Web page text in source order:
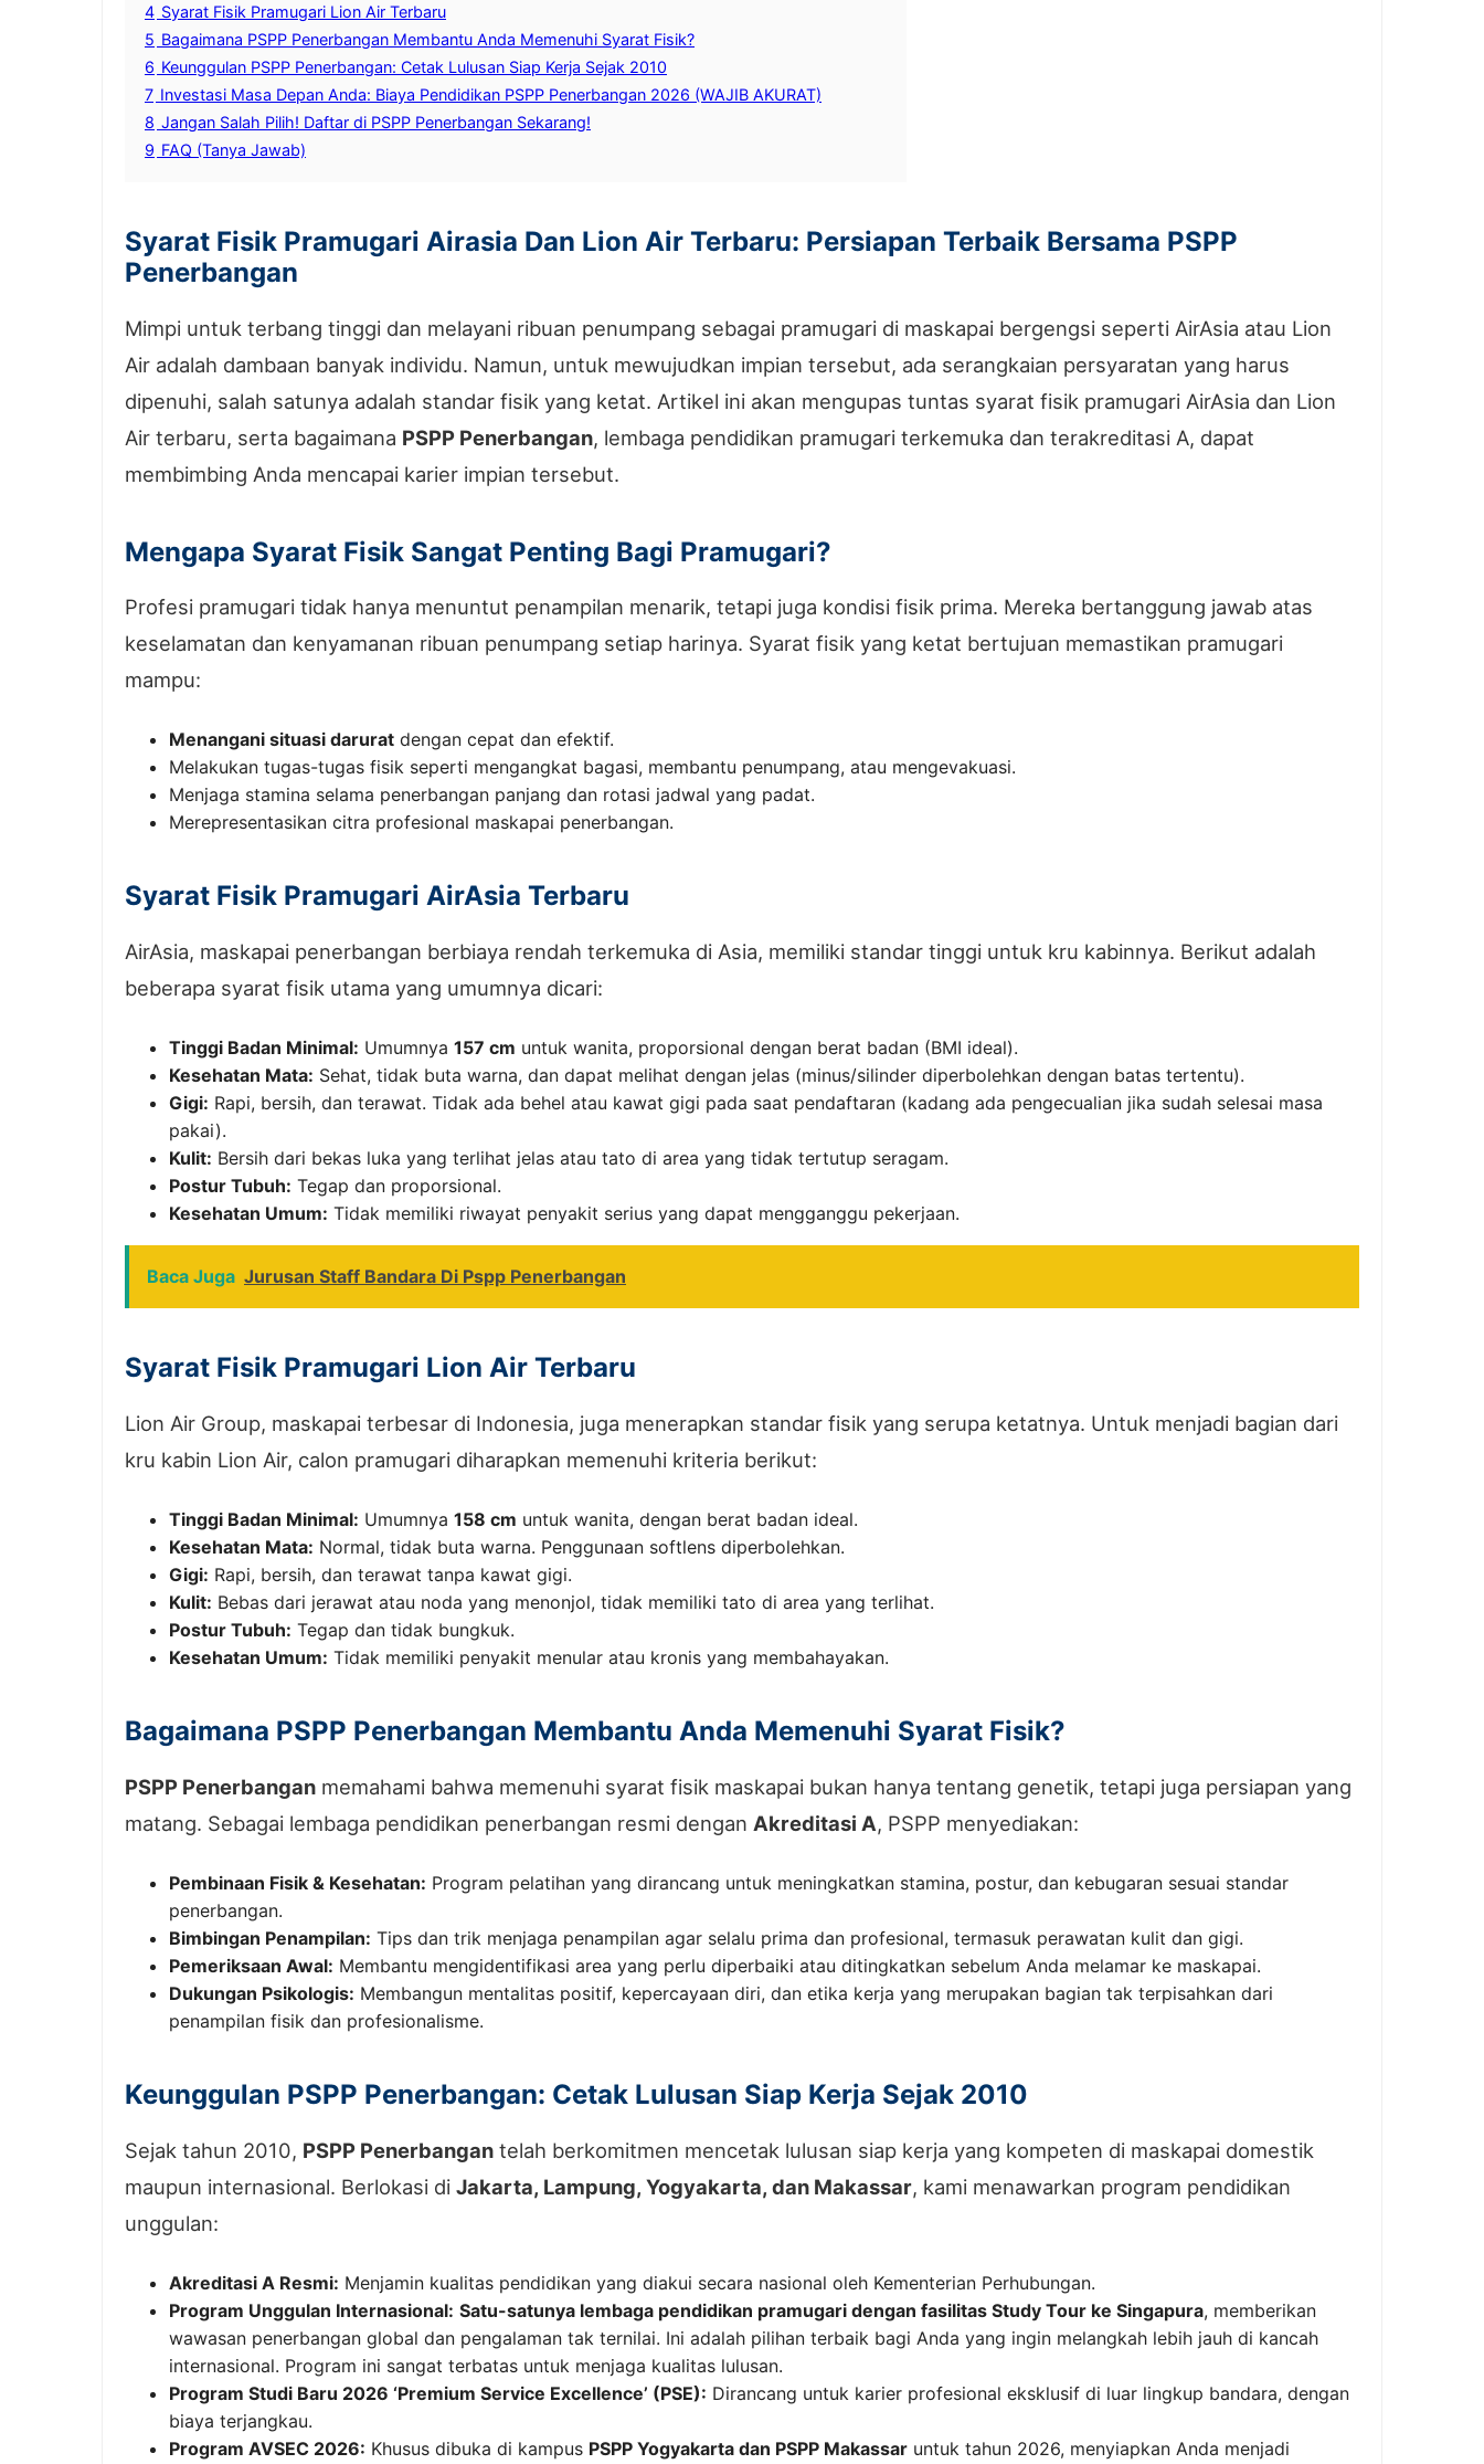
4 Syarat Fisik Pramugari Lion Air Terbaru
5 Bagaimana PSPP Penerbangan Membantu Anda Memenuhi Syarat Fisik?
6 Keunggulan PSPP Penerbangan: Cetak Lulusan Siap Kerja Sejak 2010
7 Investasi Masa Depan Anda: Biaya Pendidikan PSPP Penerbangan 2026 (WAJIB AKURAT)
8 Jangan Salah Pilih! Daftar di PSPP Penerbangan Sekarang!
9 FAQ (Tanya Jawab)
Syarat Fisik Pramugari Airasia Dan Lion Air Terbaru: Persiapan Terbaik Bersama PSPP
Penerbangan
Mimpi untuk terbang tinggi dan melayani ribuan penumpang sebagai pramugari di maskapai bergengsi seperti AirAsia atau Lion
Air adalah dambaan banyak individu. Namun, untuk mewujudkan impian tersebut, ada serangkaian persyaratan yang harus
dipenuhi, salah satunya adalah standar fisik yang ketat. Artikel ini akan mengupas tuntas syarat fisik pramugari AirAsia dan Lion
Air terbaru, serta bagaimana PSPP Penerbangan, lembaga pendidikan pramugari terkemuka dan terakreditasi A, dapat
membimbing Anda mencapai karier impian tersebut.
Mengapa Syarat Fisik Sangat Penting Bagi Pramugari?
Profesi pramugari tidak hanya menuntut penampilan menarik, tetapi juga kondisi fisik prima. Mereka bertanggung jawab atas
keselamatan dan kenyamanan ribuan penumpang setiap harinya. Syarat fisik yang ketat bertujuan memastikan pramugari
mampu:
Menangani situasi darurat dengan cepat dan efektif.
Melakukan tugas-tugas fisik seperti mengangkat bagasi, membantu penumpang, atau mengevakuasi.
Menjaga stamina selama penerbangan panjang dan rotasi jadwal yang padat.
Merepresentasikan citra profesional maskapai penerbangan.
Syarat Fisik Pramugari AirAsia Terbaru
AirAsia, maskapai penerbangan berbiaya rendah terkemuka di Asia, memiliki standar tinggi untuk kru kabinnya. Berikut adalah
beberapa syarat fisik utama yang umumnya dicari:
Tinggi Badan Minimal: Umumnya 157 cm untuk wanita, proporsional dengan berat badan (BMI ideal).
Kesehatan Mata: Sehat, tidak buta warna, dan dapat melihat dengan jelas (minus/silinder diperbolehkan dengan batas tertentu).
Gigi: Rapi, bersih, dan terawat. Tidak ada behel atau kawat gigi pada saat pendaftaran (kadang ada pengecualian jika sudah selesai masa
pakai).
Kulit: Bersih dari bekas luka yang terlihat jelas atau tato di area yang tidak tertutup seragam.
Postur Tubuh: Tegap dan proporsional.
Kesehatan Umum: Tidak memiliki riwayat penyakit serius yang dapat mengganggu pekerjaan.
Baca Juga Jurusan Staff Bandara Di Pspp Penerbangan
Syarat Fisik Pramugari Lion Air Terbaru
Lion Air Group, maskapai terbesar di Indonesia, juga menerapkan standar fisik yang serupa ketatnya. Untuk menjadi bagian dari
kru kabin Lion Air, calon pramugari diharapkan memenuhi kriteria berikut:
Tinggi Badan Minimal: Umumnya 158 cm untuk wanita, dengan berat badan ideal.
Kesehatan Mata: Normal, tidak buta warna. Penggunaan softlens diperbolehkan.
Gigi: Rapi, bersih, dan terawat tanpa kawat gigi.
Kulit: Bebas dari jerawat atau noda yang menonjol, tidak memiliki tato di area yang terlihat.
Postur Tubuh: Tegap dan tidak bungkuk.
Kesehatan Umum: Tidak memiliki penyakit menular atau kronis yang membahayakan.
Bagaimana PSPP Penerbangan Membantu Anda Memenuhi Syarat Fisik?
PSPP Penerbangan memahami bahwa memenuhi syarat fisik maskapai bukan hanya tentang genetik, tetapi juga persiapan yang
matang. Sebagai lembaga pendidikan penerbangan resmi dengan Akreditasi A, PSPP menyediakan:
Pembinaan Fisik & Kesehatan: Program pelatihan yang dirancang untuk meningkatkan stamina, postur, dan kebugaran sesuai standar
penerbangan.
Bimbingan Penampilan: Tips dan trik menjaga penampilan agar selalu prima dan profesional, termasuk perawatan kulit dan gigi.
Pemeriksaan Awal: Membantu mengidentifikasi area yang perlu diperbaiki atau ditingkatkan sebelum Anda melamar ke maskapai.
Dukungan Psikologis: Membangun mentalitas positif, kepercayaan diri, dan etika kerja yang merupakan bagian tak terpisahkan dari
penampilan fisik dan profesionalisme.
Keunggulan PSPP Penerbangan: Cetak Lulusan Siap Kerja Sejak 2010
Sejak tahun 2010, PSPP Penerbangan telah berkomitmen mencetak lulusan siap kerja yang kompeten di maskapai domestik
maupun internasional. Berlokasi di Jakarta, Lampung, Yogyakarta, dan Makassar, kami menawarkan program pendidikan
unggulan:
Akreditasi A Resmi: Menjamin kualitas pendidikan yang diakui secara nasional oleh Kementerian Perhubungan.
Program Unggulan Internasional: Satu-satunya lembaga pendidikan pramugari dengan fasilitas Study Tour ke Singapura, memberikan
wawasan penerbangan global dan pengalaman tak ternilai. Ini adalah pilihan terbaik bagi Anda yang ingin melangkah lebih jauh di kancah
internasional. Program ini sangat terbatas untuk menjaga kualitas lulusan.
Program Studi Baru 2026 ‘Premium Service Excellence’ (PSE): Dirancang untuk karier profesional eksklusif di luar lingkup bandara, dengan
biaya terjangkau.
Program AVSEC 2026: Khusus dibuka di kampus PSPP Yogyakarta dan PSPP Makassar untuk tahun 2026, menyiapkan Anda menjadi